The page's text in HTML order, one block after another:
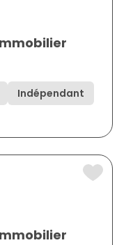
Indépendant